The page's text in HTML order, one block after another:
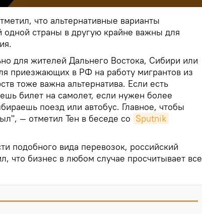
что альтернативные варианты
страны в другую крайне важны для
для жителей Дальнего Востока, Сибири или
приезжающих в РФ на работу мигрантов из
тоже важна альтернатива. Если есть
билет на самолет, если нужен более
поезд или автобус. Главное, чтобы
— отметил Тен в беседе со Sputnik
подобного вида перевозок, российский
что бизнес в любом случае просчитывает все